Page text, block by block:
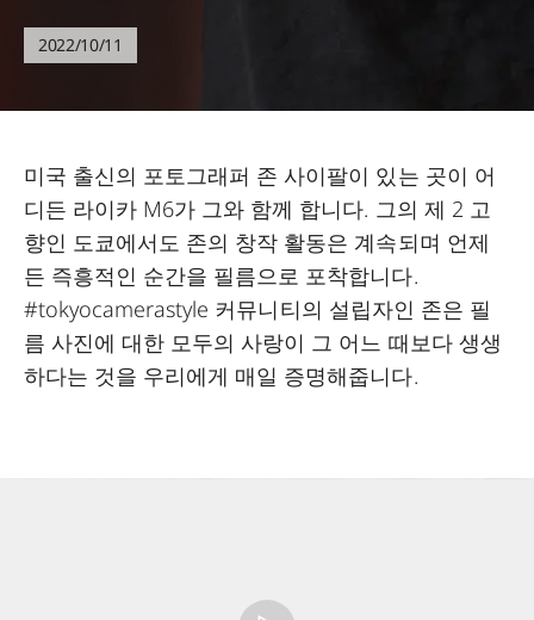
2022/10/11
미국 출신의 포토그래퍼 존 사이팔이 있는 곳이 어
디든 라이카 M6가 그와 함께 합니다. 그의 제 2 고
향인 도쿄에서도 존의 창작 활동은 계속되며 언제
든 즉흥적인 순간을 필름으로 포착합니다.
#tokyocamerastyle 커뮤니티의 설립자인 존은 필
름 사진에 대한 모두의 사랑이 그 어느 때보다 생생
하다는 것을 우리에게 매일 증명해줍니다.